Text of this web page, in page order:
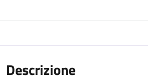
Descrizione